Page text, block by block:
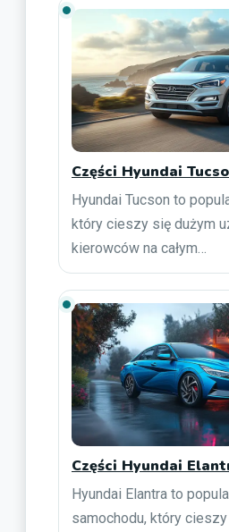
Części Hyundai
Hyundai Tucson to
który cieszy się dużym
kierowców na całym…
Części Hyundai
Hyundai Elantra to
samochodu, który